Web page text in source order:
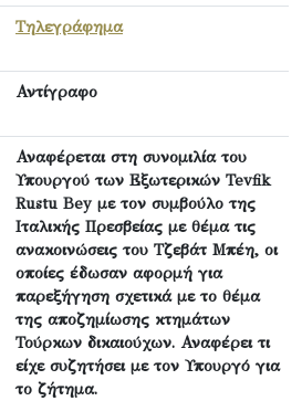
Τηλεγράφημα
Αντίγραφο
Αναφέρεται στη συνομιλία του
Υπουργού των Εξωτερικών Tevfik
Rustu Bey με τον συμβούλο της
Ιταλικής Πρεσβείας με θέμα τις
ανακοινώσεις του Τζεβάτ Μπέη, οι
οποίες έδωσαν αφορμή για
παρεξήγηση σχετικά με το θέμα
της αποζημίωσης κτημάτων
Τούρκων δικαιούχων. Αναφέρει τι
είχε συζητήσει με τον Υπουργό για
το ζήτημα.